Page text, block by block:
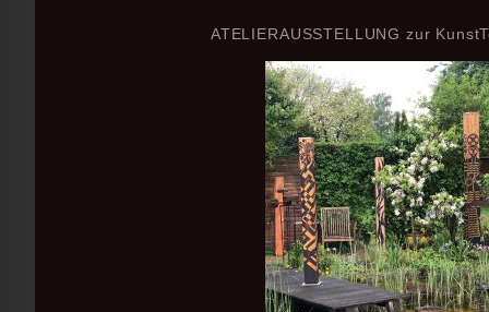
ATELIERAUSSTELLUNG zur